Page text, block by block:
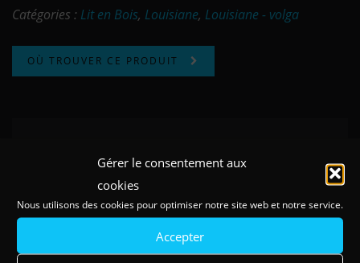
Gérer le consentement aux
cookies
Nous utilisons des cookies pour optimiser notre site web et notre service.
Accepter
Catégories : Lit en Bois, Louisiane, Louisiane - volga
OÙ TROUVER CE PRODUIT
Existe en coloris